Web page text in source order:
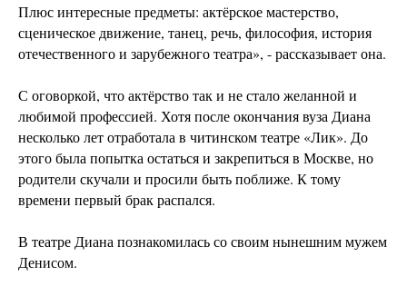
Плюс интересные предметы: актёрское мастерство,
сценическое движение, танец, речь, философия, история
отечественного и зарубежного театра», - рассказывает она.
С оговоркой, что актёрство так и не стало желанной и
любимой профессией. Хотя после окончания вуза Диана
несколько лет отработала в читинском театре «Лик». До
этого была попытка остаться и закрепиться в Москве, но
родители скучали и просили быть поближе. К тому
времени первый брак распался.
В театре Диана познакомилась со своим нынешним мужем
Денисом.